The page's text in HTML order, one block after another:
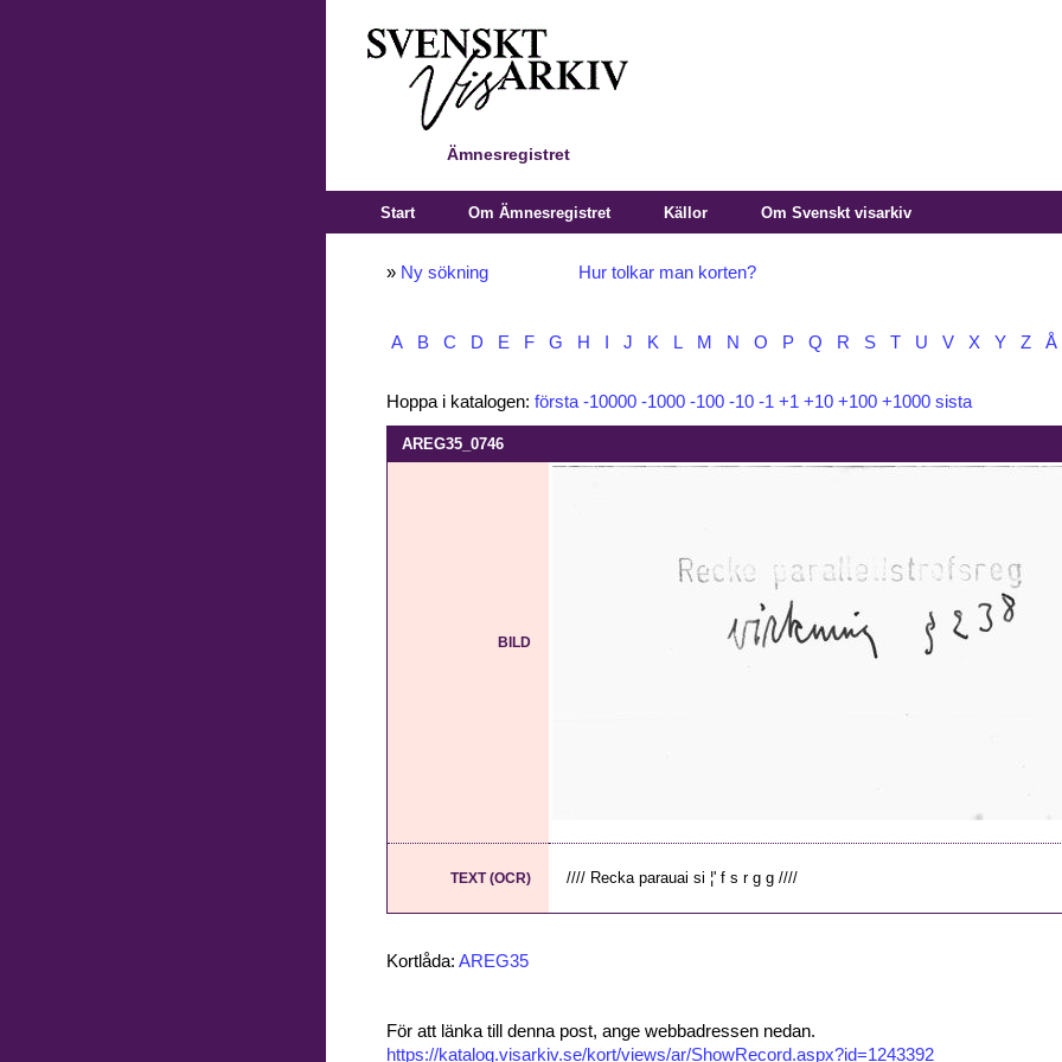
Ämnesregistret
Start Om Ämnesregistret Källor Om Svenskt visarkiv
» Ny sökning Hur tolkar man korten?
A B C D E F G H J K L M N O P Q R S T U V X Y Z Å
Hoppa i katalogen: första -10000 -1000 -100 -10 -1 +1 +10 +100 +1000 sista
AREG35_0746
BILD
TEXT (OCR) //// Recka parauai si ¦' f s r g g ////
Kortlåda: AREG35
För att länka till denna post, ange webbadressen nedan.
https://katalog.visarkiv.se/kort/views/ar/ShowRecord.aspx?id=1243392